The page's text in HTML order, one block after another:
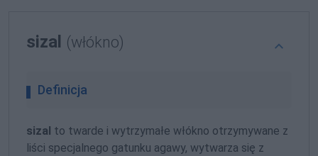
sizal (włókno)
Definicja
sizal to twarde i wytrzymałe włókno otrzymywane z
liści specjalnego gatunku agawy, wytwarza się z